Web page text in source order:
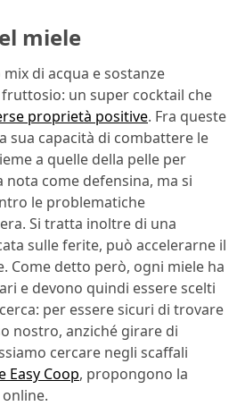
miele
di acqua e sostanze
un super cocktail che
proprietà positive. Fra queste
sua capacità di combattere le
a quelle della pelle per
come defensina, ma si
le problematiche
Si tratta inoltre di una
sulle ferite, può accelerarne il
Come detto però, ogni miele ha
e devono quindi essere scelti
per essere sicuri di trovare
nostro, anziché girare di
cercare negli scaffali
Easy Coop, propongono la